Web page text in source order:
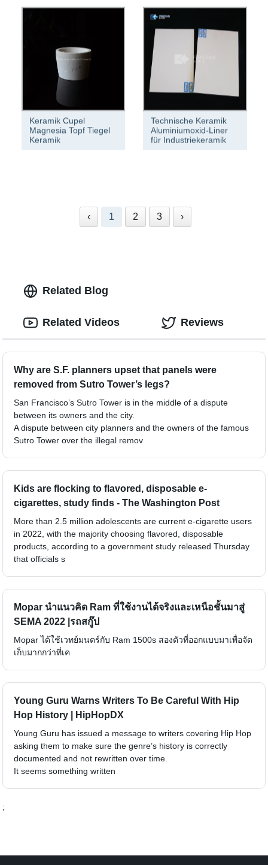
Keramik Cupel
Magnesia Topf Tiegel
Keramik
Technische Keramik
Aluminiumoxid-Liner
für Industriekeramik
‹ 1 2 3 ›
Related Blog
Why are S.F. planners upset that panels were
removed from Sutro Tower’s legs?
San Francisco’s Sutro Tower is in the middle of a dispute
between its owners and the city.
A dispute between city planners and the owners of the famous
Sutro Tower over the illegal remov
Kids are flocking to flavored, disposable e-
cigarettes, study finds - The Washington Post
More than 2.5 million adolescents are current e-cigarette users
in 2022, with the majority choosing flavored, disposable
products, according to a government study released Thursday
that officials s
Mopar นำแนวคิด Ram ที่ใช้งานได้จริงและเหนือชั้นมาสู่
SEMA 2022 |รถสกู๊ป
Mopar ได้ใช้เวทย์มนตร์กับ Ram 1500s สองตัวที่ออกแบบมาเพื่อจัด
เก็บมากกว่าที่เค
Young Guru Warns Writers To Be Careful With Hip
Hop History | HipHopDX
Young Guru has issued a message to writers covering Hip Hop
asking them to make sure the genre’s history is correctly
documented and not rewritten over time.
It seems something written
;
Related Videos Reviews